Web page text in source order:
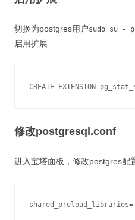
切换为postgres用户sudo su -
启用扩展
CREATE EXTENSION
修改postgresql.conf
进入宝塔面板，修改postgres配